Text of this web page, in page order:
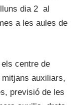
dia 2 al
a les aules de
centre de
auxiliars,
previsió de les